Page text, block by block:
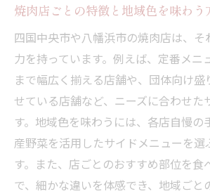
焼肉店ごとの特徴と地域色を味わう
四国中央市や八幡浜市の焼肉店は、そ
力を持っています。例えば、定番メニ
まで幅広く揃える店舗や、団体向け盛
せている店舗など、ニーズに合わせた
す。地域色を味わうには、各店自慢の
産野菜を活用したサイドメニューを選
す。また、店ごとのおすすめ部位を食
で、細かな違いを体感でき、地域ごと